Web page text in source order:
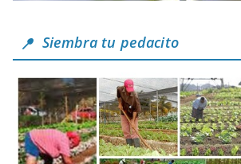
Siembra tu pedacito